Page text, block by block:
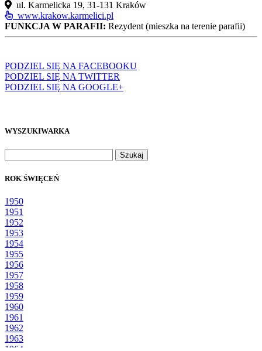
ul. Karmelicka 19, 31‑131 Kraków
www.krakow.karmelici.pl
FUNKCJA W PARAFII: Rezydent (mieszka na terenie parafii)
PODZIEL SIĘ NA FACEBOOKU
PODZIEL SIĘ NA TWITTER
PODZIEL SIĘ NA GOOGLE+
WYSZUKIWARKA
ROK ŚWIĘCEŃ
1950
1951
1952
1953
1954
1955
1956
1957
1958
1959
1960
1961
1962
1963